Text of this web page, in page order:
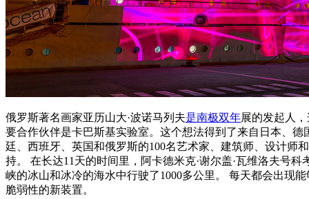
俄罗斯著名画家亚历山大·波诺马列夫是南极双年展的发起人
要合作伙伴是卡巴斯基实验室。这个想法得到了来自日本、德
廷、西班牙、英国和俄罗斯的100名艺术家、建筑师、设计师
持。 在长达11天的时间里，阿卡德米克·谢尔盖·瓦维洛夫号科
峡的冰山和冰冷的海水中行驶了1000多公里。 每天都会出现
脆弱性的新装置。